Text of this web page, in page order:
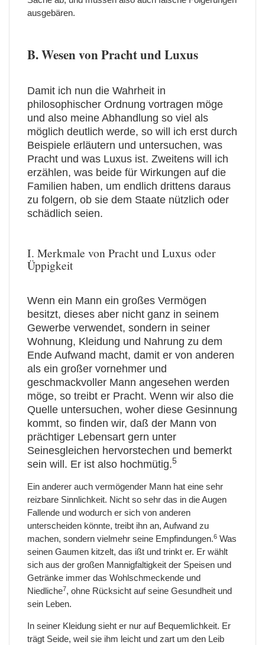
ausgebären.
B. Wesen von Pracht und Luxus
Damit ich nun die Wahrheit in
philosophischer Ordnung vortragen möge
und also meine Abhandlung so viel als
möglich deutlich werde, so will ich erst durch
Beispiele erläutern und untersuchen, was
Pracht und was Luxus ist. Zweitens will ich
erzählen, was beide für Wirkungen auf die
Familien haben, um endlich drittens daraus
zu folgern, ob sie dem Staate nützlich oder
schädlich seien.
I. Merkmale von Pracht und Luxus oder
Üppigkeit
Wenn ein Mann ein großes Vermögen
besitzt, dieses aber nicht ganz in seinem
Gewerbe verwendet, sondern in seiner
Wohnung, Kleidung und Nahrung zu dem
Ende Aufwand macht, damit er von anderen
als ein großer vornehmer und
geschmackvoller Mann angesehen werden
möge, so treibt er Pracht. Wenn wir also die
Quelle untersuchen, woher diese Gesinnung
kommt, so finden wir, daß der Mann von
prächtiger Lebensart gern unter
Seinesgleichen hervorstechen und bemerkt
sein will. Er ist also hochmütig.5
Ein anderer auch vermögender Mann hat eine sehr
reizbare Sinnlichkeit. Nicht so sehr das in die Augen
Fallende und wodurch er sich von anderen
unterscheiden könnte, treibt ihn an, Aufwand zu
machen, sondern vielmehr seine Empfindungen.6 Was
seinen Gaumen kitzelt, das ißt und trinkt er. Er wählt
sich aus der großen Mannigfaltigkeit der Speisen und
Getränke immer das Wohlschmeckende und
Niedliche7, ohne Rücksicht auf seine Gesundheit und
sein Leben.
In seiner Kleidung sieht er nur auf Bequemlichkeit. Er
trägt Seide, weil sie ihm leicht und zart um den Leib